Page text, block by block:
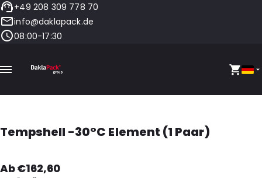
+49 208 309 778 70
info@daklapack.de
08:00-17:30
Tempshell -30°C Element (1 Paar)
Ab €162,60